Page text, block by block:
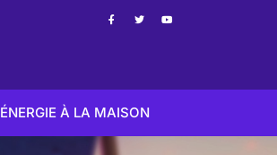
ÉNERGIE À LA MAISON